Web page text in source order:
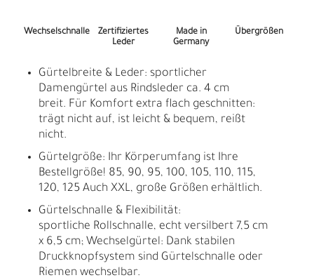
Wechselschnalle
Zertifiziertes
Leder
Made in
Germany
Übergrößen
Gürtelbreite & Leder: sportlicher
Damengürtel aus Rindsleder ca. 4 cm
breit. Für Komfort extra flach geschnitten:
trägt nicht auf, ist leicht & bequem, reißt
nicht.
Gürtelgröße: Ihr Körperumfang ist Ihre
Bestellgröße! 85, 90, 95, 100, 105, 110, 115,
120, 125 Auch XXL, große Größen erhältlich.
Gürtelschnalle & Flexibilität:
sportliche Rollschnalle, echt versilbert 7,5 cm
x 6,5 cm; Wechselgürtel: Dank stabilen
Druckknopfsystem sind Gürtelschnalle oder
Riemen wechselbar.